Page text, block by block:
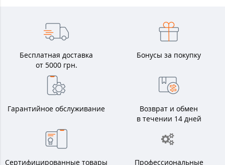
Бесплатная доставка
от 5000 грн.
Бонусы за покупку
Гарантийное обслуживание
Возврат и обмен
в течении 14 дней
Сертифицированные товары
Профессиональные